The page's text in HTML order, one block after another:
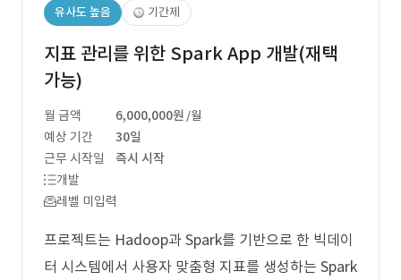
유사도 높음 기간제
지표 관리를 위한 Spark App 개발(재택
가능)
월 금액 6,000,000원 /월
예상 기간
30일
근무 시작일
즉시 시작
개발
레벨 미입력
프로젝트는 Hadoop과 Spark를 기반으로 한 빅데이
터 시스템에서 사용자 맞춤형 지표를 생성하는 Spark